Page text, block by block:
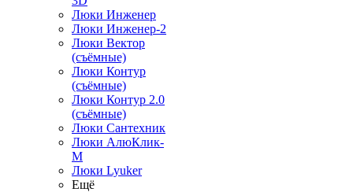
Люки Инженер
Люки Инженер-2
Люки Вектор
(съёмные)
Люки Контур
(съёмные)
Люки Контур 2.0
(съёмные)
Люки Сантехник
Люки АлюКлик-
М
Люки Lyuker
Ещё